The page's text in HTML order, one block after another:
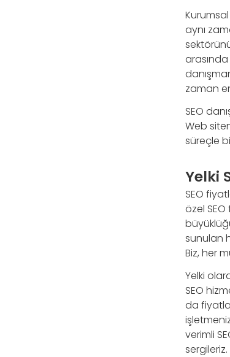
aynı
arasında
zaman
SEO
Web
süreçle
Yelki
SEO
özel
sunulan
Biz, her
Yelki
SEO
da
verimli
sergileriz.